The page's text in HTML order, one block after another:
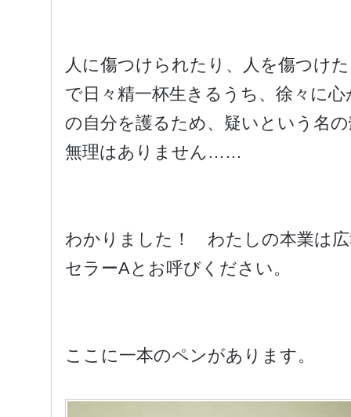
人に傷つけられたり、人を傷つけ
で日々精一杯生きるうち、徐々に
の自分を護るため、疑いという名
無理はありません……
わかりました！ わたしの本業は
セラーAとお呼びください。
ここに一本のペンがあります。